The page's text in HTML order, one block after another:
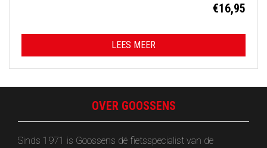
€16,95
LEES MEER
OVER GOOSSENS
Sinds 1971 is Goossens dé fietsspecialist van de